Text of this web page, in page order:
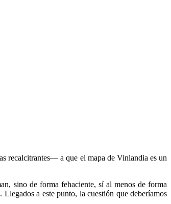
recalcitrantes— a que el mapa de Vinlandia es un
sino de forma fehaciente, sí al menos de forma
a este punto, la cuestión que deberíamos